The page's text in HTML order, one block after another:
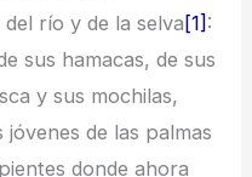
río y de la selva[1] :
sus hamacas, de sus
y sus mochilas,
de las palmas
donde ahora